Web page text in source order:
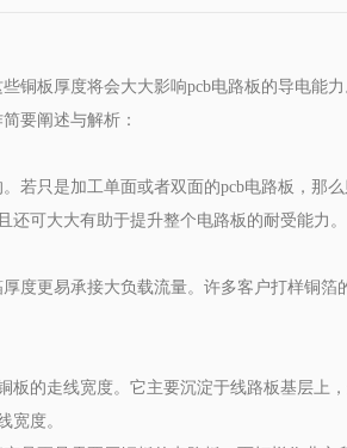
铜板厚度将会大大影响pcb电路板的导电能
要阐述与解析：
若只是加工单面或者双面的pcb电路板，那
可大大有助于提升整个电路板的耐受能力。
度更易承接大负载流量。许多客户打样铜
的走线宽度。它主要沉淀于线路板基层上
宽度。